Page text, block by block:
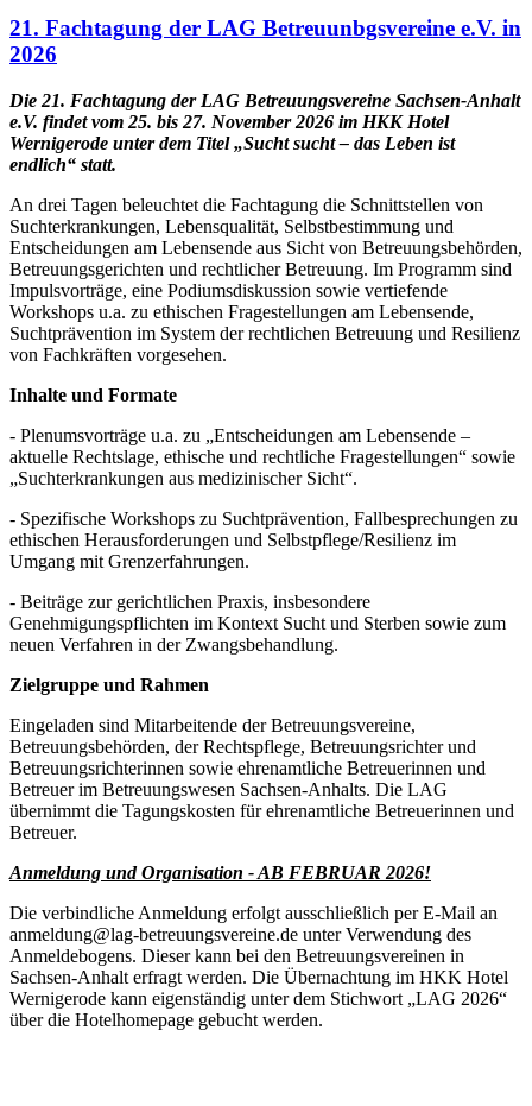
21. Fachtagung der LAG Betreuunbgsvereine e.V. in
2026
Die 21. Fachtagung der LAG Betreuungsvereine Sachsen-Anhalt
e.V. findet vom 25. bis 27. November 2026 im HKK Hotel
Wernigerode unter dem Titel „Sucht sucht – das Leben ist
endlich“ statt.
An drei Tagen beleuchtet die Fachtagung die Schnittstellen von
Suchterkrankungen, Lebensqualität, Selbstbestimmung und
Entscheidungen am Lebensende aus Sicht von Betreuungsbehörden,
Betreuungsgerichten und rechtlicher Betreuung. Im Programm sind
Impulsvorträge, eine Podiumsdiskussion sowie vertiefende
Workshops u.a. zu ethischen Fragestellungen am Lebensende,
Suchtprävention im System der rechtlichen Betreuung und Resilienz
von Fachkräften vorgesehen.
Inhalte und Formate
- Plenumsvorträge u.a. zu „Entscheidungen am Lebensende –
aktuelle Rechtslage, ethische und rechtliche Fragestellungen“ sowie
„Suchterkrankungen aus medizinischer Sicht“.
- Spezifische Workshops zu Suchtprävention, Fallbesprechungen zu
ethischen Herausforderungen und Selbstpflege/Resilienz im
Umgang mit Grenzerfahrungen.
- Beiträge zur gerichtlichen Praxis, insbesondere
Genehmigungspflichten im Kontext Sucht und Sterben sowie zum
neuen Verfahren in der Zwangsbehandlung.
Zielgruppe und Rahmen
Eingeladen sind Mitarbeitende der Betreuungsvereine,
Betreuungsbehörden, der Rechtspflege, Betreuungsrichter und
Betreuungsrichterinnen sowie ehrenamtliche Betreuerinnen und
Betreuer im Betreuungswesen Sachsen-Anhalts. Die LAG
übernimmt die Tagungskosten für ehrenamtliche Betreuerinnen und
Betreuer.
Anmeldung und Organisation - AB FEBRUAR 2026!
Die verbindliche Anmeldung erfolgt ausschließlich per E-Mail an
anmeldung@lag-betreuungsvereine.de unter Verwendung des
Anmeldebogens. Dieser kann bei den Betreuungsvereinen in
Sachsen-Anhalt erfragt werden. Die Übernachtung im HKK Hotel
Wernigerode kann eigenständig unter dem Stichwort „LAG 2026“
über die Hotelhomepage gebucht werden.